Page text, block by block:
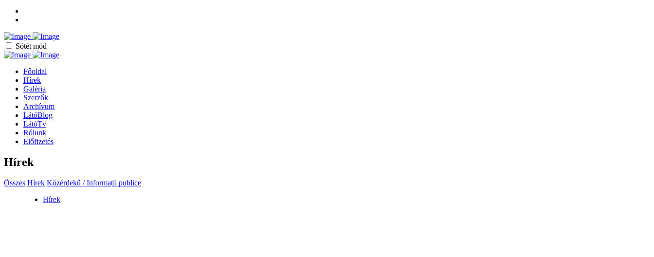
Sötét mód
Főoldal
Hírek
Galéria
Szerzők
Archívum
LátóBlog
LátóTv
Rólunk
Előfizetés
Hírek
Összes Hírek Közérdekű / Informații publice
Hírek